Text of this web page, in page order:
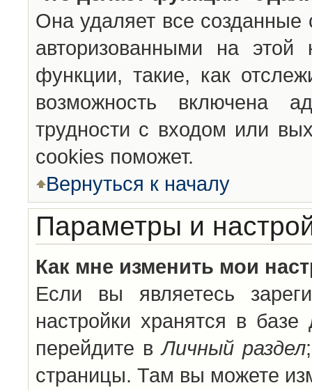
Она удаляет все созданные
авторизованными на
функции, такие, как
возможность включена
трудности с входом или
cookies поможет.
Вернуться к началу
Параметры и
Как мне изменить мои
Если вы являетесь
настройки хранятся в
перейдите вЛичный раздел
страницы. Там вы можете